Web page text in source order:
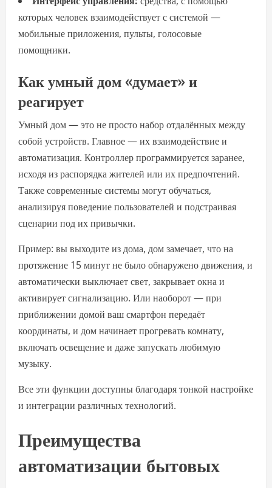
которых человек взаимодействует с системой —
мобильные приложения, пульты, голосовые
помощники.
Как умный дом «думает» и
реагирует
Умный дом — это не просто набор отдалённых между
собой устройств. Главное — их взаимодействие и
автоматизация. Контроллер программируется заранее,
исходя из распорядка жителей или их предпочтений.
Также современные системы могут обучаться,
анализируя поведение пользователей и подстраивая
сценарии под их привычки.
Пример: вы выходите из дома, дом замечает, что на
протяжение 15 минут не было обнаружено движения, и
автоматически выключает свет, закрывает окна и
активирует сигнализацию. Или наоборот — при
приближении домой ваш смартфон передаёт
координаты, и дом начинает прогревать комнату,
включать освещение и даже запускать любимую
музыку.
Все эти функции доступны благодаря тонкой настройке
и интеграции различных технологий.
Преимущества
автоматизации бытовых